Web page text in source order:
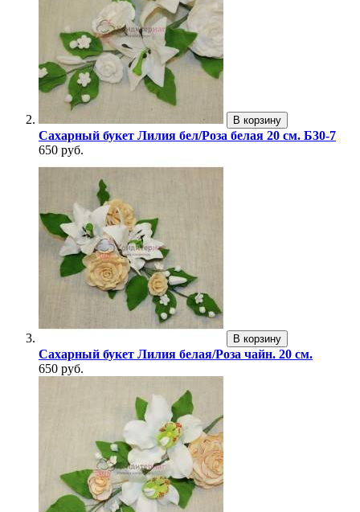
В корзину
Сахарный букет Лилия бел/Роза белая 20 см. Б30-7
650 руб.
В корзину
Сахарный букет Лилия белая/Роза чайн. 20 см.
650 руб.